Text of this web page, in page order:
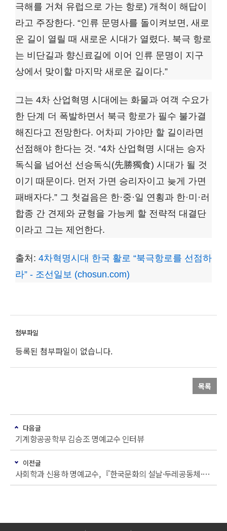
극해를 거쳐 유럽으로 가는 항로) 개척이 해답이
라고 주장한다. “인류 문명사를 돌이켜보면, 새로
운 길이 열릴 때 새로운 시대가 열렸다. 북극 항로
는 비단길과 향신료길에 이어 인류 문명이 지구
상에서 맞이할 마지막 새로운 길이다.”
그는 4차 산업혁명 시대에는 화물과 여객 수요가
한 단계 더 폭발하면서 북극 항로가 필수 불가결
해진다고 전망한다. 어차피 가야만 할 길이라면
선점해야 한다는 것. “4차 산업혁명 시대는 승자
독식을 넘어선 선승독식(先勝獨食) 시대가 될 것
이기 때문이다. 먼저 가면 승리자이고 늦게 가면
패배자다.” 그 첫걸음은 한·중·일 연횡과 한·미·러
합종 간 견제와 균형을 가능케 할 전략적 대결단
이라고 그는 제언한다.
출처: 4차혁명시대 한국 활로 “북극항로를 선점하
라” - 조선일보 (chosun.com)
등록된 첨부파일이 없습니다.
목록
다음글
기계항공공학부 김승조 명예교수 인터뷰
이전글
사회학과 신용하 명예교수, 『한국문화의 설날·두레공동체·농악·아리랑』 출간